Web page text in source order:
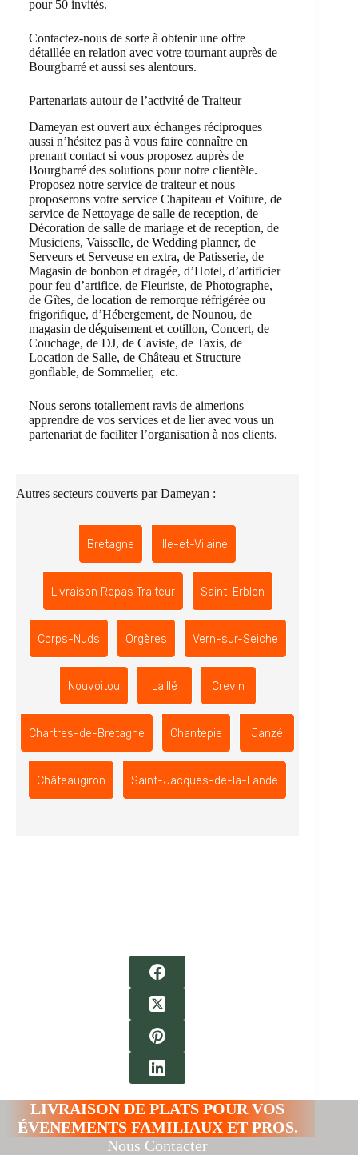
pour 50 invités.
Contactez-nous de sorte à obtenir une offre
détaillée en relation avec votre tournant auprès de
Bourgbarré et aussi ses alentours.
Partenariats autour de l’activité de Traiteur
Dameyan est ouvert aux échanges réciproques
aussi n’hésitez pas à vous faire connaître en
prenant contact si vous proposez auprès de
Bourgbarré des solutions pour notre clientèle.
Proposez notre service de traiteur et nous
proposerons votre service Chapiteau et Voiture, de
service de Nettoyage de salle de reception, de
Décoration de salle de mariage et de reception, de
Musiciens, Vaisselle, de Wedding planner, de
Serveurs et Serveuse en extra, de Patisserie, de
Magasin de bonbon et dragée, d’Hotel, d’artificier
pour feu d’artifice, de Fleuriste, de Photographe,
de Gîtes, de location de remorque réfrigérée ou
frigorifique, d’Hébergement, de Nounou, de
magasin de déguisement et cotillon, Concert, de
Couchage, de DJ, de Caviste, de Taxis, de
Location de Salle, de Château et Structure
gonflable, de Sommelier, etc.
Nous serons totallement ravis de aimerions
apprendre de vos services et de lier avec vous un
partenariat de faciliter l’organisation à nos clients.
Autres secteurs couverts par Dameyan :
Bretagne Ille-et-Vilaine
Livraison Repas Traiteur Saint-Erblon
Corps-Nuds Orgères Vern-sur-Seiche
Nouvoitou Laillé Crevin
Chartres-de-Bretagne Chantepie Janzé
Châteaugiron Saint-Jacques-de-la-Lande
LIVRAISON DE PLATS POUR VOS
ÉVENEMENTS FAMILIAUX ET PROS.
Nous Contacter